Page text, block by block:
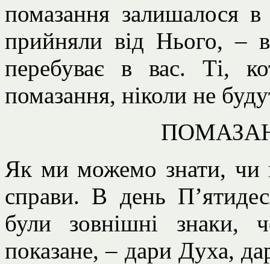
помазання залишалося
прийняли від Нього, –
перебуває в вас. Ті,
помазання, ніколи не
Як ми можемо знати, чи
справи. В день
були зовнішні знаки,
показане, – дари Духа,